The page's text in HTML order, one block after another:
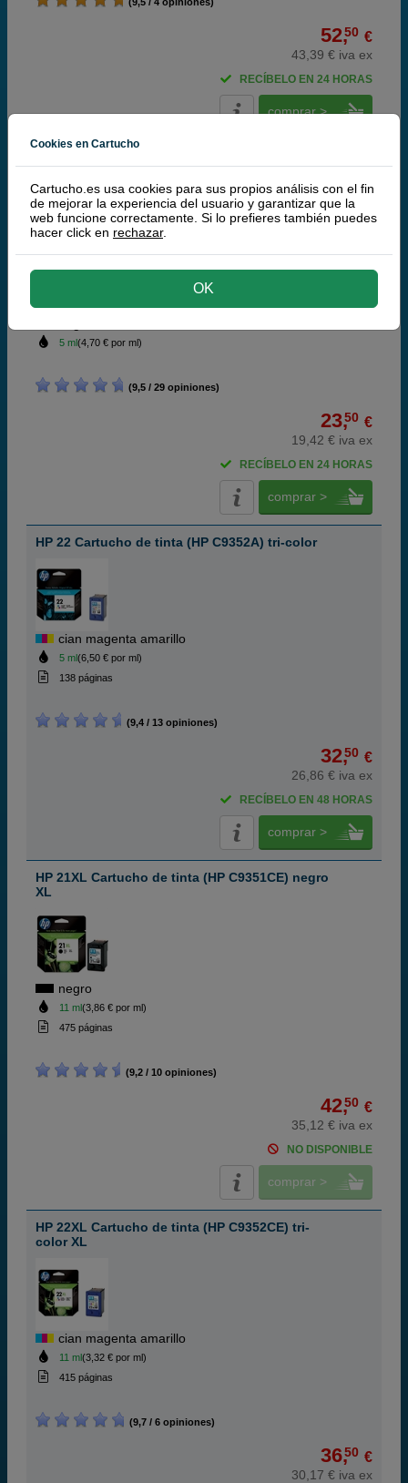
52,50 €
43,39 € iva ex
RECÍBELO EN 24 HORAS
comprar >
HP
100% Cartuchos Originales HP
HP 21 Cartucho de tinta (HP C9351A) negro
5 ml(4,70 € por ml)
(9,5 / 29 opiniones)
23,50 €
19,42 € iva ex
RECÍBELO EN 24 HORAS
comprar >
HP 22 Cartucho de tinta (HP C9352A) tri-color
cian magenta amarillo
5 ml(6,50 € por ml)
138 páginas
(9,4 / 13 opiniones)
32,50 €
26,86 € iva ex
RECÍBELO EN 48 HORAS
comprar >
HP 21XL Cartucho de tinta (HP C9351CE) negro
XL
negro
11 ml(3,86 € por ml)
475 páginas
(9,2 / 10 opiniones)
42,50 €
35,12 € iva ex
NO DISPONIBLE
comprar >
HP 22XL Cartucho de tinta (HP C9352CE) tri-
color XL
cian magenta amarillo
11 ml(3,32 € por ml)
415 páginas
(9,7 / 6 opiniones)
36,50 €
30,17 € iva ex
Cookies en Cartucho
Cartucho.es usa cookies para sus propios análisis con el fin
de mejorar la experiencia del usuario y garantizar que la
web funcione correctamente. Si lo prefieres también puedes
hacer click en rechazar.
OK